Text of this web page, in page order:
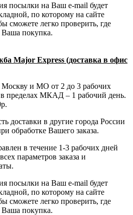
посылки на Ваш e-mail будет
по которому на сайте
сможете легко проверить, где
Ваша покупка.
Major Express (доставка в офис
Москву и МО от 2 до 3 рабочих
в пределах МКАД – 1 рабочий день.
доставки в другие города России
обработке Вашего заказа.
в течение 1-3 рабочих дней
параметров заказа и
посылки на Ваш e-mail будет
по которому на сайте
сможете легко проверить, где
Ваша покупка.